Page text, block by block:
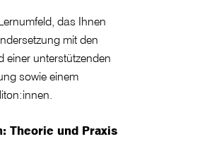
das Ihnen
mit den
einer unterstützenden
sowie einem
Theorie und Praxis